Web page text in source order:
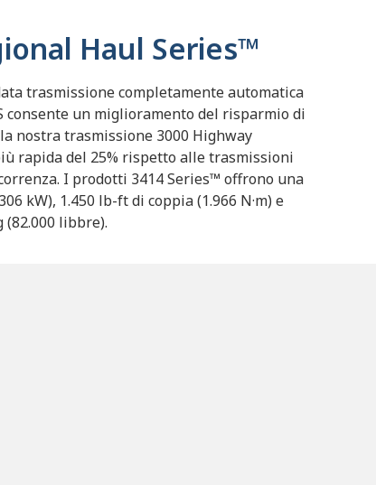
Haul Series™
trasmissione completamente automatica
consente un miglioramento del risparmio di
nostra trasmissione 3000 Highway
rapida del 25% rispetto alle trasmissioni
I prodotti 3414 Series™ offrono una
kW), 1.450 lb-ft di coppia (1.966 N·m) e
(82.000 libbre).